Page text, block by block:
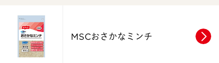
MSCおさかなミンチ